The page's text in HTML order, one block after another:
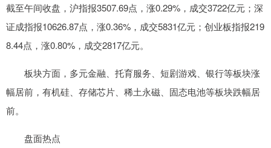
截至午间收盘，沪指报3507.69点，涨0.29%，成交3722亿元；深
证成指报10626.87点，涨0.36%，成交5831亿元；创业板指报219
8.44点，涨0.80%，成交2817亿元。
板块方面，多元金融、托育服务、短剧游戏、银行等板块涨
幅居前，有机硅、存储芯片、稀土永磁、固态电池等板块跌幅居
前。
盘面热点